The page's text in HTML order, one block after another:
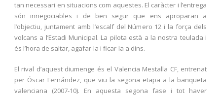
tan necessari en situacions com aquestes. El caràcter i l’entrega
són innegociables i de ben segur que ens aproparan a
l’objectiu, juntament amb l’escalf del Número 12 i la força dels
volcans a l’Estadi Municipal. La pilota està a la nostra teulada i
és l’hora de saltar, agafar-la i ficar-la a dins.
El rival d’aquest diumenge és el Valencia Mestalla CF, entrenat
per Óscar Fernández, que viu la segona etapa a la banqueta
valenciana (2007-10). En aquesta segona fase i tot haver